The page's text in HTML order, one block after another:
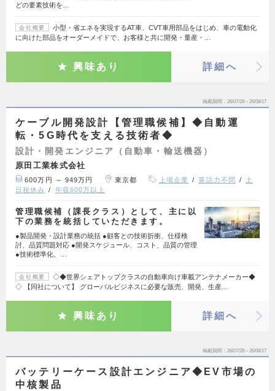
どの要素技術を…
会社概要
小型・省エネを実現するAT車、CVT車用部品をはじめ、車の電動化
に向けた部品をオーダーメイドで、お客様と共に開発・量産・…
興味あり 詳細へ
掲載期間 26/07/28～26/08/17
ケーブル開発設計【管理職候補】◆自動運
転・5G時代を支える技術者◆
設計・開発エンジニア（自動車・輸送機器）
原田工業株式会社
600万円 ～ 949万円 東京都 上場企業 英語力不問
土
日祝休み
年収600万以上
管理職候補（課長クラス）として、主に以
下の業務を統括していただきます。
●製品開発・設計業務の統括 ●顧客との技術折衝、仕様検
討、品質問題対応 ●開発スケジュール、コスト、品質の管理
●技術標準化、…
会社概要
◇◆世界シェアトップクラスの自動車向け車載アンテナメーカー◆
◇ 【同社について】 グローバルビジネスに必要な販売、開発、生産…
興味あり 詳細へ
掲載期間 26/07/28～26/08/17
バッテリーケース設計エンジニア◆EV市場の
中核製品